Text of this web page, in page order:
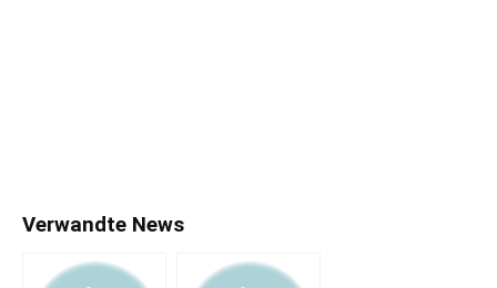
Verwandte News